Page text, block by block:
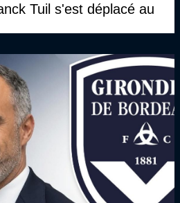
Tuil s'est déplacé au